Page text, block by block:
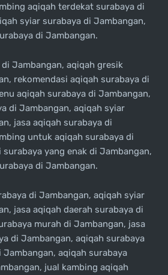
aqiqah terdekat surabaya di
syiar surabaya di Jambangan,
di Jambangan.
Jambangan, aqiqah gresik
rekomendasi aqiqah surabaya di
aqiqah surabaya di Jambangan,
di Jambangan, aqiqah syiar
jasa aqiqah surabaya di
untuk aqiqah surabaya di
yang enak di Jambangan,
di Jambangan.
di Jambangan, aqiqah syiar
jasa aqiqah daerah surabaya di
murah di Jambangan, jasa
di Jambangan, aqiqah surabaya
aqiqah surabaya
jual kambing aqiqah